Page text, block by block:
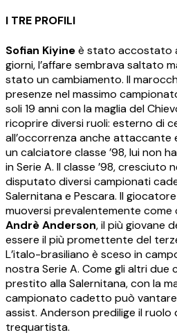
I TRE PROFILI
Sofian Kiyineè stato accostato
giorni, l’affare sembrava saltato
stato un cambiamento. Il
presenze nel massimo
soli 19 anni con la maglia del
ricoprire diversi ruoli: esterno di
all’occorrenza anche attaccante
un calciatore classe ’98, lui non
in Serie A. Il classe ’98, cresciuto
disputato diversi campionati
Salernitana e Pescara. Il
muoversi prevalentemente
Andrè Anderson, il più giovane
essere il più promettente del
L’italo-brasiliano è sceso in
nostra Serie A. Come gli altri
prestito alla Salernitana, con la
campionato cadetto può
assist. Anderson predilige il
trequartista.